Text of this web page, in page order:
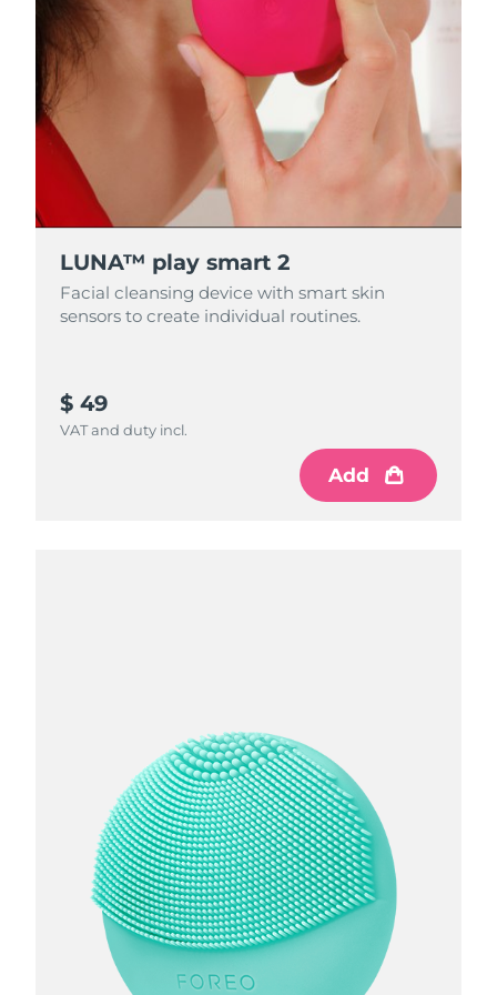
LUNA™ play smart 2
Facial cleansing device with smart skin
sensors to create individual routines.
$ 49
VAT and duty incl.
Add